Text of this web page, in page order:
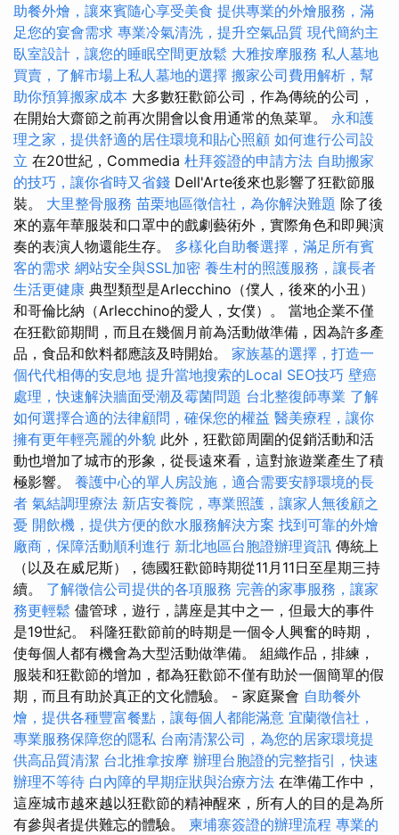
助餐外燴，讓來賓隨心享受美食 提供專業的外燴服務，滿
足您的宴會需求 專業冷氣清洗，提升空氣品質 現代簡約主
臥室設計，讓您的睡眠空間更放鬆 大雅按摩服務 私人墓地
買賣，了解市場上私人墓地的選擇 搬家公司費用解析，幫
助你預算搬家成本 大多數狂歡節公司，作為傳統的公司，
在開始大齋節之前再次開會以食用通常的魚菜單。 永和護
理之家，提供舒適的居住環境和貼心照顧 如何進行公司設
立 在20世紀，Commedia 杜拜簽證的申請方法 自助搬家
的技巧，讓你省時又省錢 Dell'Arte後來也影響了狂歡節服
裝。 大里整骨服務 苗栗地區徵信社，為你解決難題 除了後
來的嘉年華服裝和口罩中的戲劇藝術外，實際角色和即興演
奏的表演人物還能生存。 多樣化自助餐選擇，滿足所有賓
客的需求 網站安全與SSL加密 養生村的照護服務，讓長者
生活更健康 典型類型是Arlecchino（僕人，後來的小丑）
和哥倫比納（Arlecchino的愛人，女僕）。 當地企業不僅
在狂歡節期間，而且在幾個月前為活動做準備，因為許多產
品，食品和飲料都應該及時開始。 家族墓的選擇，打造一
個代代相傳的安息地 提升當地搜索的Local SEO技巧 壁癌
處理，快速解決牆面受潮及霉菌問題 台北整復師專業 了解
如何選擇合適的法律顧問，確保您的權益 醫美療程，讓你
擁有更年輕亮麗的外貌 此外，狂歡節周圍的促銷活動和活
動也增加了城市的形象，從長遠來看，這對旅遊業產生了積
極影響。 養護中心的單人房設施，適合需要安靜環境的長
者 氣結調理療法 新店安養院，專業照護，讓家人無後顧之
憂 開飲機，提供方便的飲水服務解決方案 找到可靠的外燴
廠商，保障活動順利進行 新北地區台胞證辦理資訊 傳統上
（以及在威尼斯），德國狂歡節時期從11月11日至星期三持
續。 了解徵信公司提供的各項服務 完善的家事服務，讓家
務更輕鬆 儘管球，遊行，講座是其中之一，但最大的事件
是19世紀。 科隆狂歡節前的時期是一個令人興奮的時期，
使每個人都有機會為大型活動做準備。 組織作品，排練，
服裝和狂歡節的增加，都為狂歡節不僅有助於一個簡單的假
期，而且有助於真正的文化體驗。 - 家庭聚會 自助餐外
燴，提供各種豐富餐點，讓每個人都能滿意 宜蘭徵信社，
專業服務保障您的隱私 台南清潔公司，為您的居家環境提
供高品質清潔 台北推拿按摩 辦理台胞證的完整指引，快速
辦理不等待 白內障的早期症狀與治療方法 在準備工作中，
這座城市越來越以狂歡節的精神醒來，所有人的目的是為所
有參與者提供難忘的體驗。 柬埔寨簽證的辦理流程 專業的